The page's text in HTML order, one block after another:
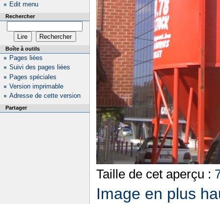
Taille de cet aperçu :
Image en plus
Edit menu
Rechercher
Boîte à outils
Pages liées
Suivi des pages liées
Pages spéciales
Version imprimable
Adresse de cette version
Partager